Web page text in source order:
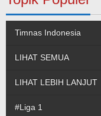
Timnas Indonesia
LIHAT SEMUA
LIHAT LEBIH LANJUT
#Liga 1